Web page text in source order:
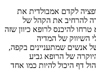
לקדם אמבולדית את
להרחיב את הקהל של
להיכנס לרופא כיוון שזה
השיווק של המדיה
אנשים שמתעניינים בקפה,
של הרופא גביע
דף היכול להיות כמו אחד